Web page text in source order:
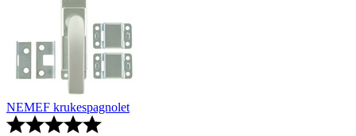
NEMEF krukespagnolet